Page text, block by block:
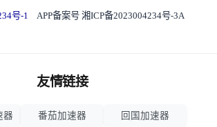
号-1 APP备案号 湘ICP备2023004234号-3A
友情链接
器 番茄加速器 回国加速器